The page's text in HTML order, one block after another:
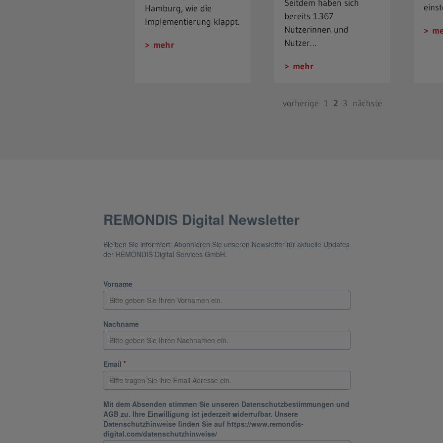
Hamburg, wie die
Implementierung klappt.
mehr
Seitdem haben sich
bereits 1.367
Nutzerinnen und
Nutzer…
mehr
vorherige 1 2 3 nächste